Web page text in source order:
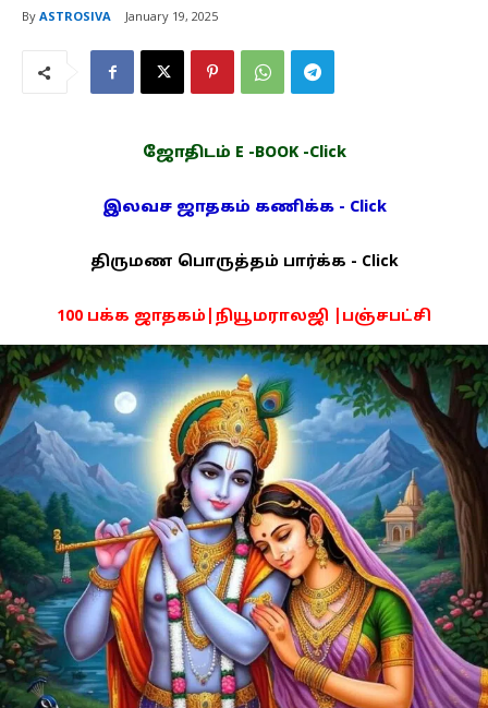
By ASTROSIVA January 19, 2025
ஜோதிடம் E -BOOK -Click
இலவச ஜாதகம் கணிக்க - Click
திருமண பொருத்தம் பார்க்க - Click
100 பக்க ஜாதகம்|நியூமராலஜி |பஞ்சபட்சி
PDF -72மட்டும் -Click